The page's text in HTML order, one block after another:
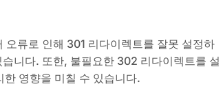
류로 인해 301 리다이렉트를 잘못 설정하
니다. 또한, 불필요한 302 리다이렉트를 설
영향을 미칠 수 있습니다.